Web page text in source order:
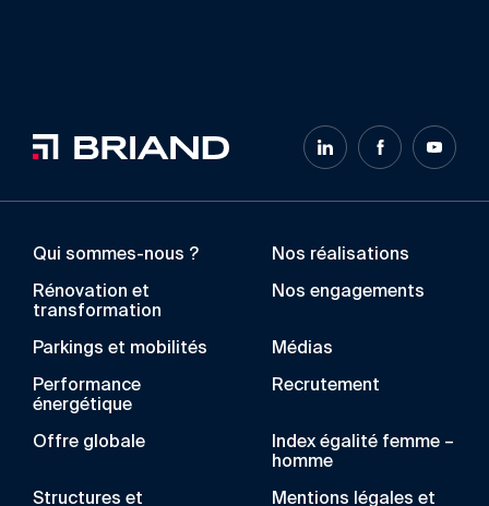
Qui sommes-nous ? Nos réalisations
Rénovation et
transformation
Nos engagements
Parkings et mobilités Médias
Performance
énergétique
Recrutement
Offre globale
Index égalité femme –
homme
Structures et Mentions légales et